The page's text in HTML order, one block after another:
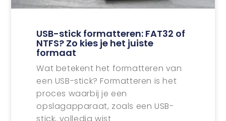
USB-stick formatteren: FAT32 of
NTFS? Zo kies je het juiste
formaat
Wat betekent het formatteren van
een USB-stick? Formatteren is het
proces waarbij je een
opslagapparaat, zoals een USB-
stick, volledig wist